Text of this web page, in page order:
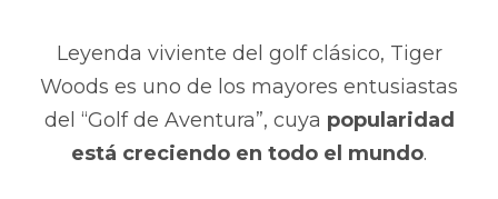
Leyenda viviente del golf clásico, Tiger
Woods es uno de los mayores entusiastas
del “Golf de Aventura”, cuya popularidad
está creciendo en todo el mundo.